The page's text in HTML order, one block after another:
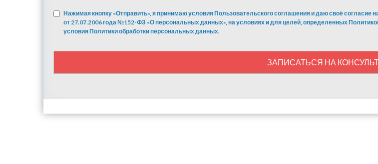
Нажимая кнопку «Отправить», я принимаю условия Пользовательского соглашения и даю своё
от 27.07.2006 года №152-ФЗ «О персональных данных», на условиях и для целей, определенных
условия Политики обработки персональных данных.
ЗАПИСАТЬСЯ НА